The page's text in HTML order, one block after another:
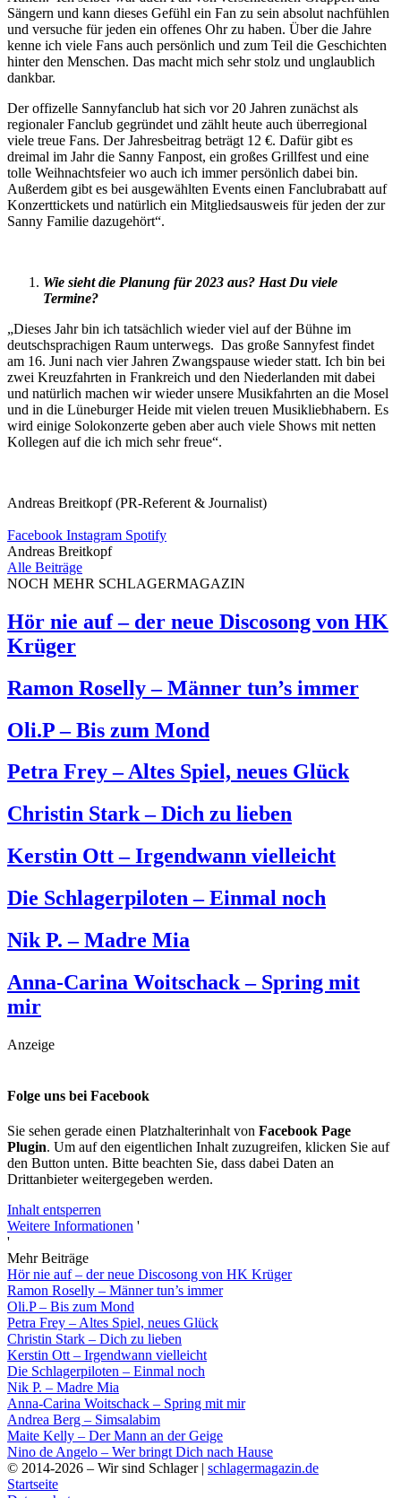
Sängern und kann dieses Gefühl ein Fan zu sein absolut nachfühlen
und versuche für jeden ein offenes Ohr zu haben. Über die Jahre
kenne ich viele Fans auch persönlich und zum Teil die Geschichten
hinter den Menschen. Das macht mich sehr stolz und unglaublich
dankbar.
Der offizelle Sannyfanclub hat sich vor 20 Jahren zunächst als
regionaler Fanclub gegründet und zählt heute auch überregional
viele treue Fans. Der Jahresbeitrag beträgt 12 €. Dafür gibt es
dreimal im Jahr die Sanny Fanpost, ein großes Grillfest und eine
tolle Weihnachtsfeier wo auch ich immer persönlich dabei bin.
Außerdem gibt es bei ausgewählten Events einen Fanclubrabatt auf
Konzerttickets und natürlich ein Mitgliedsausweis für jeden der zur
Sanny Familie dazugehört“.
Wie sieht die Planung für 2023 aus? Hast Du viele
Termine?
„Dieses Jahr bin ich tatsächlich wieder viel auf der Bühne im
deutschsprachigen Raum unterwegs. Das große Sannyfest findet
am 16. Juni nach vier Jahren Zwangspause wieder statt. Ich bin bei
zwei Kreuzfahrten in Frankreich und den Niederlanden mit dabei
und natürlich machen wir wieder unsere Musikfahrten an die Mosel
und in die Lüneburger Heide mit vielen treuen Musikliebhabern. Es
wird einige Solokonzerte geben aber auch viele Shows mit netten
Kollegen auf die ich mich sehr freue“.
Andreas Breitkopf (PR-Referent & Journalist)
Facebook Instagram Spotify
Andreas Breitkopf
Alle Beiträge
NOCH MEHR SCHLAGERMAGAZIN
Hör nie auf – der neue Discosong von HK
Krüger
Ramon Roselly – Männer tun’s immer
Oli.P – Bis zum Mond
Petra Frey – Altes Spiel, neues Glück
Christin Stark – Dich zu lieben
Kerstin Ott – Irgendwann vielleicht
Die Schlagerpiloten – Einmal noch
Nik P. – Madre Mia
Anna-Carina Woitschack – Spring mit
mir
Anzeige
Folge uns bei Facebook
Sie sehen gerade einen Platzhalterinhalt von Facebook Page
Plugin. Um auf den eigentlichen Inhalt zuzugreifen, klicken Sie auf
den Button unten. Bitte beachten Sie, dass dabei Daten an
Drittanbieter weitergegeben werden.
Inhalt entsperren
Weitere Informationen '
'
Mehr Beiträge
Hör nie auf – der neue Discosong von HK Krüger
Ramon Roselly – Männer tun’s immer
Oli.P – Bis zum Mond
Petra Frey – Altes Spiel, neues Glück
Christin Stark – Dich zu lieben
Kerstin Ott – Irgendwann vielleicht
Die Schlagerpiloten – Einmal noch
Nik P. – Madre Mia
Anna-Carina Woitschack – Spring mit mir
Andrea Berg – Simsalabim
Maite Kelly – Der Mann an der Geige
Nino de Angelo – Wer bringt Dich nach Hause
© 2014-2026 – Wir sind Schlager | schlagermagazin.de
Startseite